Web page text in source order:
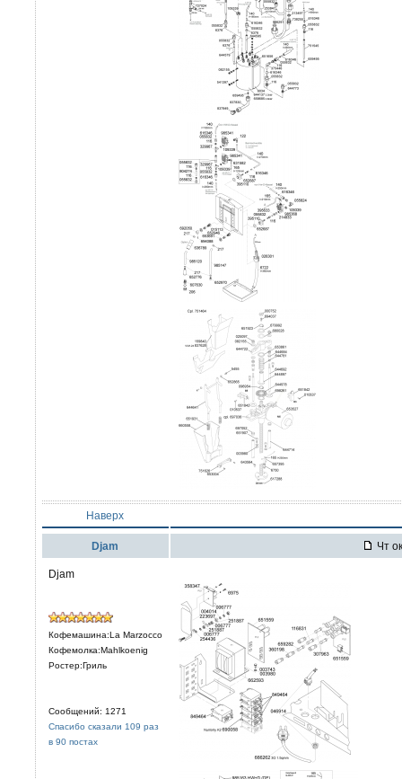
Наверх
Djam Чт
Djam
Кофемашина:La Marzocco
Кофемолка:Mahlkoenig
Ростер:Гриль
Сообщений: 1271
Спасибо сказали 109 раз
в 90 постах